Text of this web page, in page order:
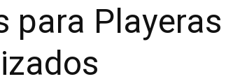
para